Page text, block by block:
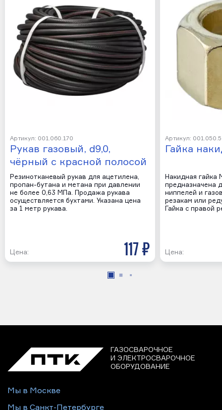
Артикул: 001.060.170
Рукав газовый, d9,0,
чёрный с красной полосой
Резинотканевый рукав для ацетилена,
пропан-бутана и метана при давлении
не более 0,63 МПа. Продажа рукава
осуществляется бухтами. Указана цена
за 1 метр рукава.
Цена: 117 р
Артикул:
Гайка
Накидная гайка
предназначена
ниппелей и
резакам или
Гайка с правой
Цена:
ГАЗОСВАРОЧНОЕ
И ЭЛЕКТРОСВАРОЧНОЕ
ОБОРУДОВАНИЕ
Мы в Москве
Мы в Санкт-Петербурге